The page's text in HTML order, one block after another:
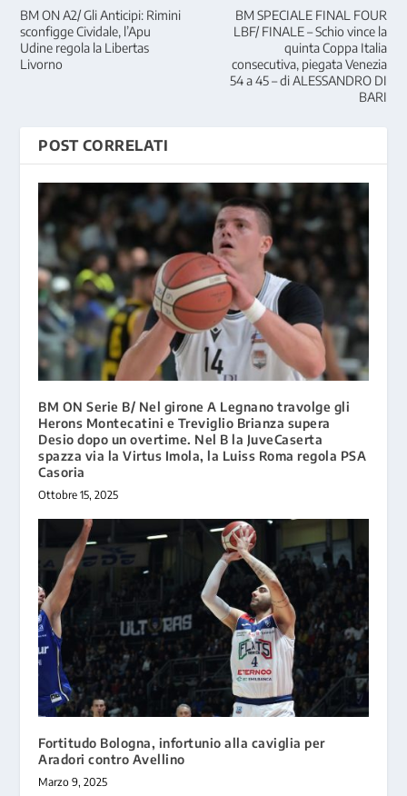
BM ON A2/ Gli Anticipi: Rimini
sconfigge Cividale, l’Apu
Udine regola la Libertas
Livorno
BM SPECIALE FINAL FOUR
LBF/ FINALE – Schio vince la
quinta Coppa Italia
consecutiva, piegata Venezia
54 a 45 – di ALESSANDRO DI
BARI
POST CORRELATI
BM ON Serie B/ Nel girone A Legnano travolge gli
Herons Montecatini e Treviglio Brianza supera
Desio dopo un overtime. Nel B la JuveCaserta
spazza via la Virtus Imola, la Luiss Roma regola PSA
Casoria
Ottobre 15, 2025
Fortitudo Bologna, infortunio alla caviglia per
Aradori contro Avellino
Marzo 9, 2025